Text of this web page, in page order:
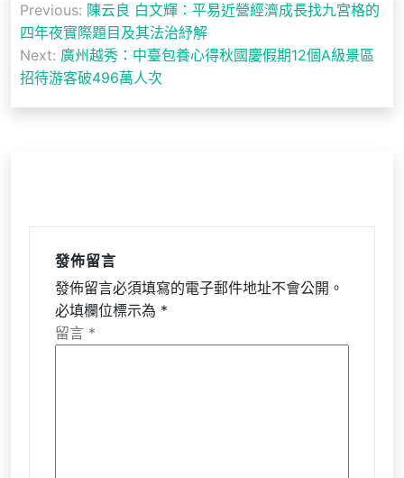
章
導
覽
Previous: 陳云良 白文輝：平易近營經濟成長找九宮格的
四年夜實際題目及其法治紓解
Next: 廣州越秀：中臺包養心得秋國慶假期12個A級景區
招待游客破496萬人次
發佈留言
發佈留言必須填寫的電子郵件地址不會公開。
必填欄位標示為 *
留言 *